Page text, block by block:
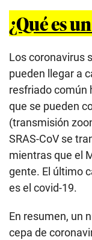
¿Qué es
Los coronavirus
pueden llegar a
resfriado común
que se pueden
(transmisión
SRAS-CoV se
mientras que el
gente. El último
es el covid-19.
En resumen, un
cepa de